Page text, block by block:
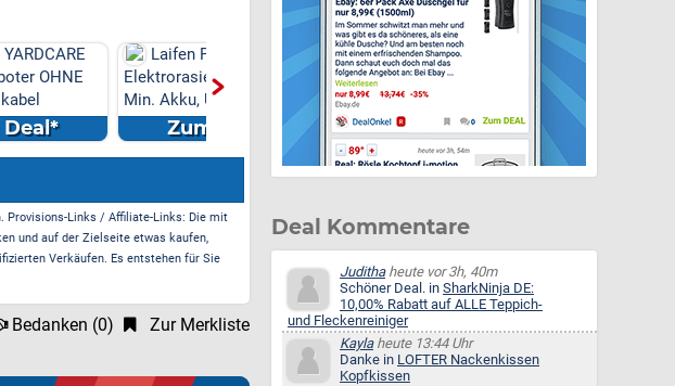
Laifen P3 (Nebelblau)
Elektrorasierer Bundle: 100
Min. Akku, USB-C ...
Zum Deal*
Docooler Tragbarer 14-
Zoll-Laptop-
Erweiterungsbildschirm mit
Zum Deal*
Wasserhahn Küche mit
3 Sprühmodi, hoher Bogen
Wasserhahn Küche ausz...
Zum Deal*
Provisions-Links / Affiliate-Links: Die mit
und auf der Zielseite etwas kaufen,
Verkäufen. Es entstehen für Sie
Bedanken (0) Zur Merkliste
Deal Kommentare
Judithaheute vor 3h, 40m
Schöner Deal. in SharkNinja DE:
10,00% Rabatt auf ALLE Teppich-
und Fleckenreiniger
Kaylaheute 13:44 Uhr
Danke in LOFTER Nackenkissen
Kopfkissen